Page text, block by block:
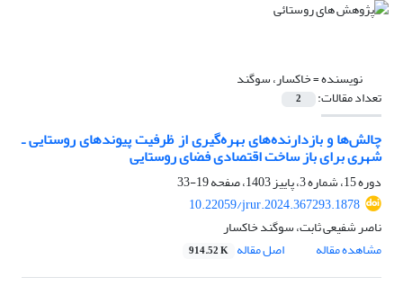
نویسنده =خاکسار، سوگند
تعداد مقالات: 2
چالش‌ها و بازدارنده‌های بهره‌گیری از ظرفیت پیوندهای روستایی ـ
شهری برای باز ساخت اقتصادی فضای روستایی
دوره 15، شماره 3، پاییز 1403، صفحه
19-33
10.22059/jrur.2024.367293.1878
ناصر شفیعی ثابت، سوگند خاکسار
مشاهده مقاله
اصل مقاله 914.52 K